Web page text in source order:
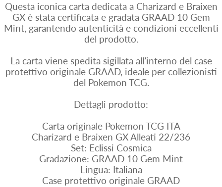
Questa iconica carta dedicata a Charizard e Braixen
GX è stata certificata e gradata GRAAD 10 Gem
Mint, garantendo autenticità e condizioni eccellenti
del prodotto.
La carta viene spedita sigillata all’interno del case
protettivo originale GRAAD, ideale per collezionisti
del Pokemon TCG.
Dettagli prodotto:
Carta originale Pokemon TCG ITA
Charizard e Braixen GX Alleati 22/236
Set: Eclissi Cosmica
Gradazione: GRAAD 10 Gem Mint
Lingua: Italiana
Case protettivo originale GRAAD